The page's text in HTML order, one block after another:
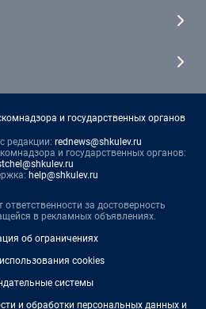
и государственных органов
редакции: rednews@shkulev.ru
и государственных органов:
help@shkulev.ru
ответственности за достоверность
в рекламных объявлениях.
об ограничениях
cookies
системы
и обработки персональных данных и